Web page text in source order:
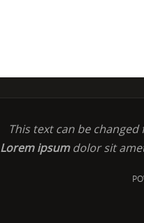
This text can be
Lorem ipsumdolor sit